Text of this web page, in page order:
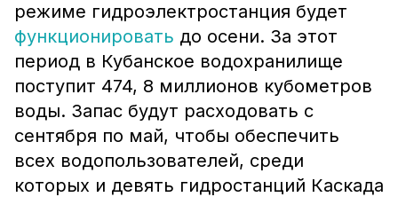
режиме гидроэлектростанция будет
функционировать до осени. За этот
период в Кубанское водохранилище
поступит 474, 8 миллионов кубометров
воды. Запас будут расходовать с
сентября по май, чтобы обеспечить
всех водопользователей, среди
которых и девять гидростанций Каскада